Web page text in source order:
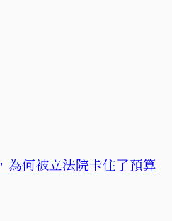
為何被立法院卡住了預算